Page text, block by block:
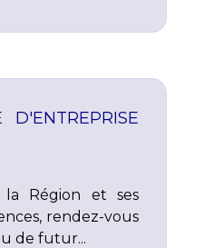
Région et ses
rendez-vous
de futur...